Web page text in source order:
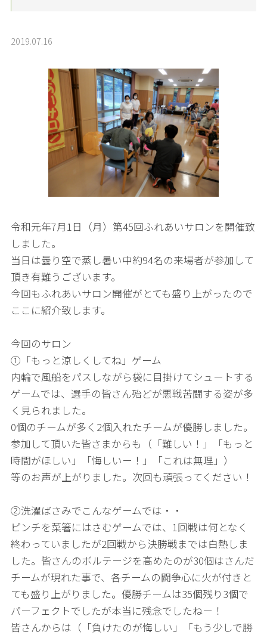
2019.07.16
令和元年7月1日（月）第45回ふれあいサロンを開催致
しました。
当日は曇り空で蒸し暑い中約94名の来場者が参加して
頂き有難うございます。
今回もふれあいサロン開催がとても盛り上がったので
ここに紹介致します。
今回のサロン
①「もっと涼しくしてね」ゲーム
内輪で風船をパスしながら袋に目掛けてシュートする
ゲームでは、選手の皆さん殆どが悪戦苦闘する姿が多
く見られました。
0個のチームが多く2個入れたチームが優勝しました。
参加して頂いた皆さまからも（「難しい！」「もっと
時間がほしい」「悔しいー！」「これは無理」）
等のお声が上がりました。次回も頑張ってください！
②洗濯ばさみでこんなゲームでは・・
ピンチを菜箸にはさむゲームでは、1回戦は何となく
終わっていましたが2回戦から決勝戦までは白熱しま
した。皆さんのボルテージを高めたのが30個はさんだ
チームが現れた事で、各チームの闘争心に火が付きと
ても盛り上がりました。優勝チームは35個残り3個で
パーフェクトでしたが本当に残念でしたねー！
皆さんからは（「負けたのが悔しい」「もう少しで勝